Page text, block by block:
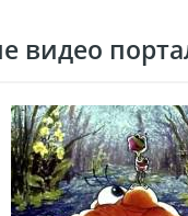
видео